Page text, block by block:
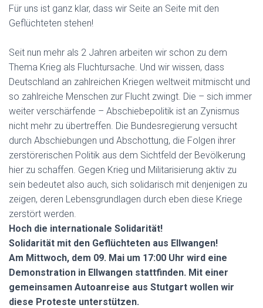
Für uns ist ganz klar, dass wir Seite an Seite mit den
Geflüchteten stehen!
Seit nun mehr als 2 Jahren arbeiten wir schon zu dem
Thema Krieg als Fluchtursache. Und wir wissen, dass
Deutschland an zahlreichen Kriegen weltweit mitmischt und
so zahlreiche Menschen zur Flucht zwingt. Die – sich immer
weiter verschärfende – Abschiebepolitik ist an Zynismus
nicht mehr zu übertreffen. Die Bundesregierung versucht
durch Abschiebungen und Abschottung, die Folgen ihrer
zerstörerischen Politik aus dem Sichtfeld der Bevölkerung
hier zu schaffen. Gegen Krieg und Militarisierung aktiv zu
sein bedeutet also auch, sich solidarisch mit denjenigen zu
zeigen, deren Lebensgrundlagen durch eben diese Kriege
zerstört werden.
Hoch die internationale Solidarität!
Solidarität mit den Geflüchteten aus Ellwangen!
Am Mittwoch, dem 09. Mai um 17:00 Uhr wird eine
Demonstration in Ellwangen stattfinden. Mit einer
gemeinsamen Autoanreise aus Stutgart wollen wir
diese Proteste unterstützen.